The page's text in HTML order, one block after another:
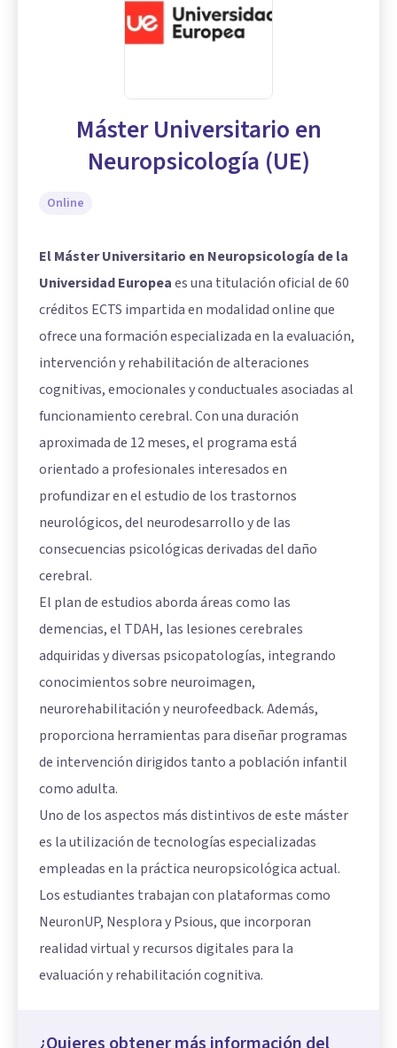
Máster Universitario en
Neuropsicología (UE)
Online
El Máster Universitario en Neuropsicología de la
Universidad Europeaes una titulación oficial de 60
créditos ECTS impartida en modalidad online que
ofrece una formación especializada en la evaluación,
intervención y rehabilitación de alteraciones
cognitivas, emocionales y conductuales asociadas al
funcionamiento cerebral. Con una duración
aproximada de 12 meses, el programa está
orientado a profesionales interesados en
profundizar en el estudio de los trastornos
neurológicos, del neurodesarrollo y de las
consecuencias psicológicas derivadas del daño
cerebral.
El plan de estudios aborda áreas como las
demencias, el TDAH, las lesiones cerebrales
adquiridas y diversas psicopatologías, integrando
conocimientos sobre neuroimagen,
neurorehabilitación y neurofeedback. Además,
proporciona herramientas para diseñar programas
de intervención dirigidos tanto a población infantil
como adulta.
Uno de los aspectos más distintivos de este máster
es la utilización de tecnologías especializadas
empleadas en la práctica neuropsicológica actual.
Los estudiantes trabajan con plataformas como
NeuronUP, Nesplora y Psious, que incorporan
realidad virtual y recursos digitales para la
evaluación y rehabilitación cognitiva.